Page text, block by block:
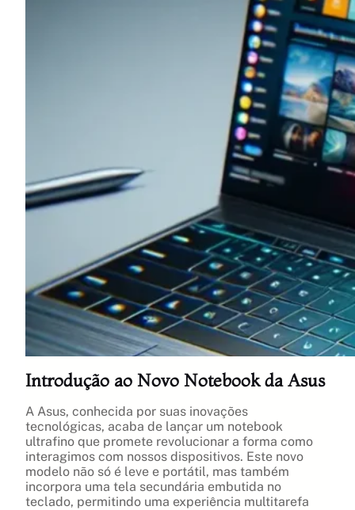
Introdução ao Novo Notebook da Asus
A Asus, conhecida por suas inovações
tecnológicas, acaba de lançar um notebook
ultrafino que promete revolucionar a forma como
interagimos com nossos dispositivos. Este novo
modelo não só é leve e portátil, mas também
incorpora uma tela secundária embutida no
teclado, permitindo uma experiência multitarefa